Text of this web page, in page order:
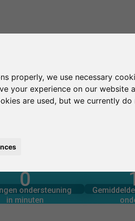
properly, we use necessary
your experience on our website
are used, but we currently
0
ondersteuning
in minuten
0 geboden
in minuten
Aantal